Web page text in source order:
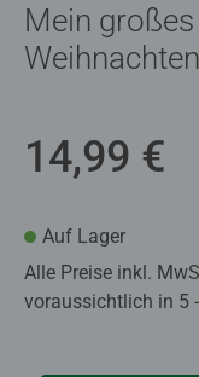
Mein
Weihnachten
14,99 €
Auf Lager
Alle Preise inkl.
voraussichtlich in 5